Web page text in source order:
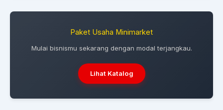
Paket Usaha Minimarket
Mulai bisnismu sekarang dengan modal terjangkau.
Lihat Katalog